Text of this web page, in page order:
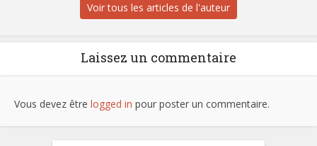
Voir tous les articles de l'auteur
Laissez un commentaire
Vous devez être logged in pour poster un commentaire.